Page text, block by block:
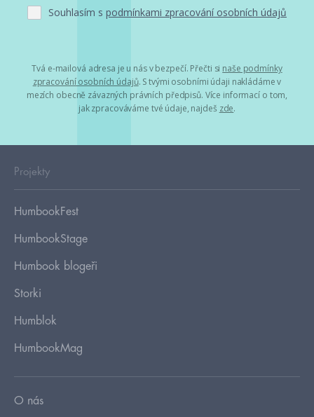
Souhlasím s podmínkami zpracování osobních údajů
Tvá e-mailová adresa je u nás v bezpečí. Přečti si naše podmínky
zpracování osobních údajů. S tvými osobními údaji nakládáme v
mezích obecně závazných právních předpisů. Více informací o tom,
jak zpracováváme tvé údaje, najdeš zde.
Projekty
HumbookFest
HumbookStage
Humbook blogeři
Storki
Humblok
HumbookMag
O nás